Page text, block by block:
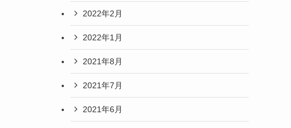
2022年2月
2022年1月
2021年8月
2021年7月
2021年6月